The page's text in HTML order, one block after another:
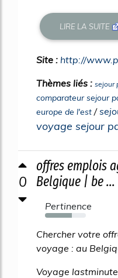
LIRE LA SUITE
Site : http://
Thèmes liés : sejour
comparateur sejour
europe de l'est /
voyage sejour
0
offres emplois
Belgique | be ...
Pertinence
66%
Chercher votre
voyage : au
Voyage